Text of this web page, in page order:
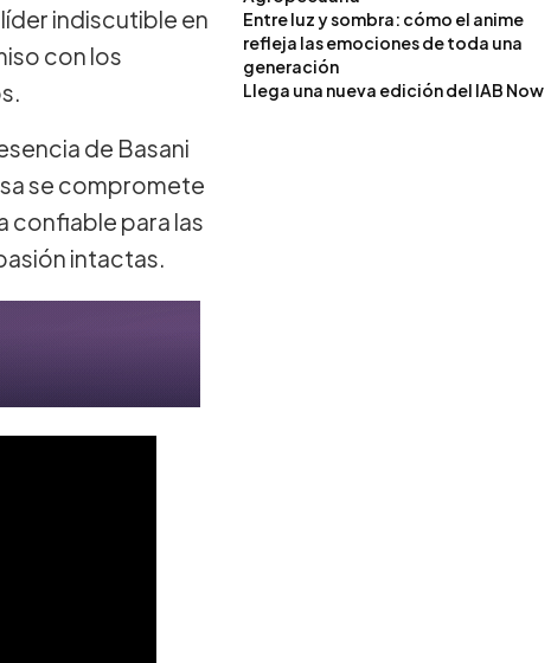
indiscutible en
con los
de Basani
se compromete
confiable para las
intactas.
Entre luz y sombra: cómo el anime
refleja las emociones de toda una
generación
Llega una nueva edición del IAB Now